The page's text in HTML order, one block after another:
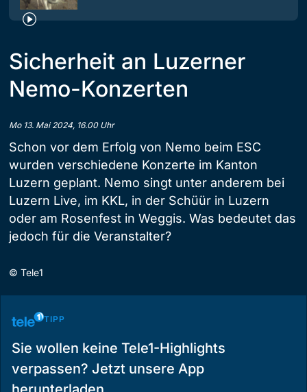
Sicherheit an Luzerner
Nemo-Konzerten
Mo 13. Mai 2024, 16.00 Uhr
Schon vor dem Erfolg von Nemo beim ESC
wurden verschiedene Konzerte im Kanton
Luzern geplant. Nemo singt unter anderem bei
Luzern Live, im KKL, in der Schüür in Luzern
oder am Rosenfest in Weggis. Was bedeutet das
jedoch für die Veranstalter?
© Tele1
TIPP
Sie wollen keine Tele1-Highlights
verpassen? Jetzt unsere App